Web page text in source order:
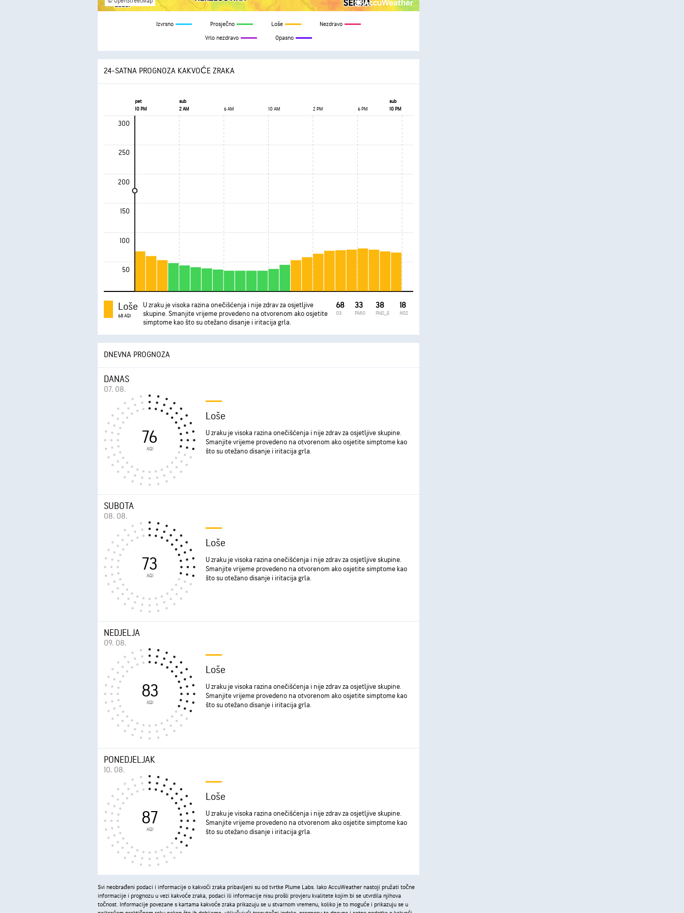
Izvrsno Prosječno Loše
Nezdravo
Vrlo nezdravo
Opasno
24-SATNA PROGNOZA KAKVOĆE ZRAKA
pet sub
sub
10 PM
2 AM 6 AM 10 AM 2 PM 6 PM 10 PM
300
250
200
150
100
50
Loše
68 AQI
U zraku je visoka razina onečišćenja i nije zdrav za osjetljive
skupine. Smanjite vrijeme provedeno na otvorenom ako osjetite
simptome kao što su otežano disanje i iritacija grla.
68
O3
33
PM10
38
PM2_5
18
NO2
DNEVNA PROGNOZA
DANAS
07. 08.
76
AQI
Loše
U zraku je visoka razina onečišćenja i nije zdrav za osjetljive skupine.
Smanjite vrijeme provedeno na otvorenom ako osjetite simptome kao
što su otežano disanje i iritacija grla.
SUBOTA
08. 08.
73
AQI
Loše
U zraku je visoka razina onečišćenja i nije zdrav za osjetljive skupine.
Smanjite vrijeme provedeno na otvorenom ako osjetite simptome kao
što su otežano disanje i iritacija grla.
NEDJELJA
09. 08.
83
AQI
Loše
U zraku je visoka razina onečišćenja i nije zdrav za osjetljive skupine.
Smanjite vrijeme provedeno na otvorenom ako osjetite simptome kao
što su otežano disanje i iritacija grla.
PONEDJELJAK
10. 08.
87
AQI
Loše
U zraku je visoka razina onečišćenja i nije zdrav za osjetljive skupine.
Smanjite vrijeme provedeno na otvorenom ako osjetite simptome kao
što su otežano disanje i iritacija grla.
Svi neobrađeni podaci i informacije o kakvoći zraka pribavljeni su od tvrtke Plume Labs. Iako AccuWeather nastoji pružati točne
informacije i prognozu u vezi kakvoće zraka, podaci ili informacije nisu prošli provjeru kvalitete kojim bi se utvrdila njihova
točnost. Informacije povezane s kartama kakvoće zraka prikazuju se u stvarnom vremenu, koliko je to moguće i prikazuju se u